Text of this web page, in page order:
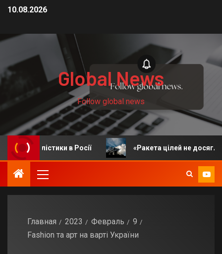
10.08.2026
Global News
Follow global news
в Росії «Ракета цілей не досягла»: у ЗСУ
Главная 2023 Февраль
9
Fashion та арт на варті України